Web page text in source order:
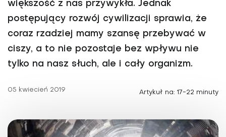
większość z nas przywykła. Jednak
postępujący rozwój cywilizacji sprawia, że
coraz rzadziej mamy szansę przebywać w
ciszy, a to nie pozostaje bez wpływu nie
tylko na nasz słuch, ale i cały organizm.
05 kwiecień 2019 Artykuł na: 17-22 minuty